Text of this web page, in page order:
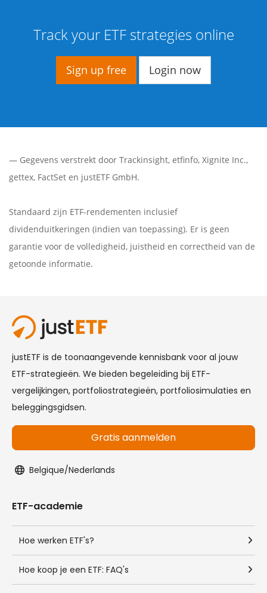
Track your ETF strategies online
Sign up free Login now
— Gegevens verstrekt door Trackinsight, etfinfo, Xignite Inc.,
gettex, FactSet en justETF GmbH.
Standaard zijn ETF-rendementen inclusief
dividenduitkeringen (indien van toepassing). Er is geen
garantie voor de volledigheid, juistheid en correctheid van de
getoonde informatie.